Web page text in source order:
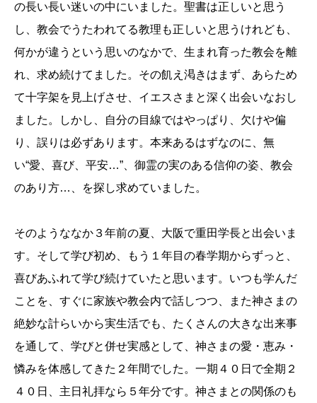
の長い長い迷いの中にいました。聖書は正しいと思う
し、教会でうたわれてる教理も正しいと思うけれども、
何かが違うという思いのなかで、生まれ育った教会を離
れ、求め続けてました。その飢え渇きはまず、あらため
て十字架を見上げさせ、イエスさまと深く出会いなおし
ました。しかし、自分の目線ではやっぱり、欠けや偏
り、誤りは必ずあります。本来あるはずなのに、無
い“愛、喜び、平安…”、御霊の実のある信仰の姿、教会
のあり方…、を探し求めていました。
そのようななか３年前の夏、大阪で重田学長と出会いま
す。そして学び初め、もう１年目の春学期からずっと、
喜びあふれて学び続けていたと思います。いつも学んだ
ことを、すぐに家族や教会内で話しつつ、また神さまの
絶妙な計らいから実生活でも、たくさんの大きな出来事
を通して、学びと併せ実感として、神さまの愛・恵み・
憐みを体感してきた２年間でした。一期４０日で全期２
４０日、主日礼拝なら５年分です。神さまとの関係のも